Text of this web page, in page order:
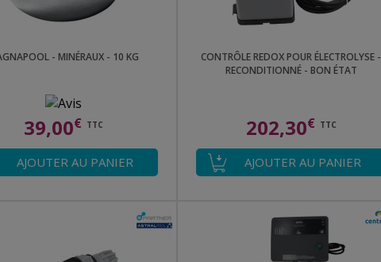
- MINÉRAUX - 10 KG
39,00€ TTC
AJOUTER AU PANIER
CONTRÔLE REDOX POUR ÉLECTROLYSE -
RECONDITIONNÉ - BON ÉTAT
202,30€ TTC
AJOUTER AU PANIER